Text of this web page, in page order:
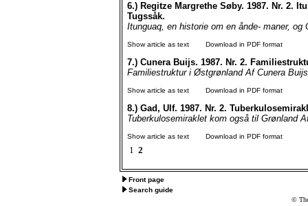
6.) Regitze Margrethe Søby. 1987. Nr. 2.
Tugssåk.
Itunguaq, en historie om en ånde- maner,
Show article as text Download in PDF format
7.) Cunera Buijs. 1987. Nr. 2.
Familiestruktur i Østgrønland Af Cunera
Show article as text Download in PDF format
8.) Gad, Ulf. 1987. Nr. 2.
Tuberkulosemiraklet kom også til Grønland
Show article as text Download in PDF format
1 2
Front page
Search guide
©